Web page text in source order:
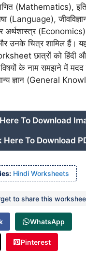
(Mathematics),
(Language),
अर्थशास्त्र
उनके चित्र शामिल हैं।
छात्रों को हिंदी
विषयों के नाम समझने में
ज्ञान (General
To Download
Here To Download
Hindi Worksheets
to share this
WhatsApp
Pinterest